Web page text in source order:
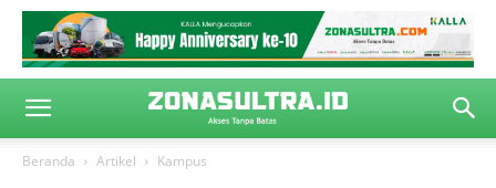
Beranda Artikel Kampus